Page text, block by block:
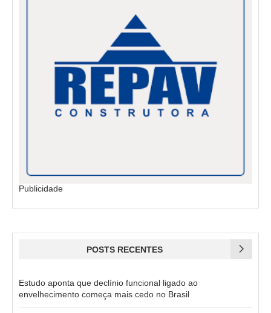
Publicidade
POSTS RECENTES
Estudo aponta que declínio funcional ligado ao
envelhecimento começa mais cedo no Brasil